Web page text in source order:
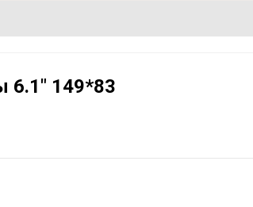
6.1" 149*83